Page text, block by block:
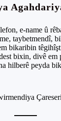
e-name û
taybetmendî,
bikaribin
bixin, divê
hilberê peyda